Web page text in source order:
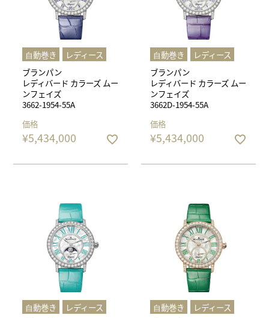
⾃動巻き
レディース
ブランパン
レディバード カラーズ ムー
ンフェイズ
3662-1954-55A
価格
¥5,434,000
⾃動巻き
レディース
ブランパン
レディバード カラーズ ムー
ンフェイズ
3662D-1954-55A
価格
¥5,434,000
⾃動巻き
レディース
⾃動巻き
レディース